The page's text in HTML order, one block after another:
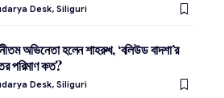
Desk, Siliguri
অভিনেতা হলেন শাহরুখ, ‘বলিউড বাদশা’র
পরিমাণ কত?
Desk, Siliguri